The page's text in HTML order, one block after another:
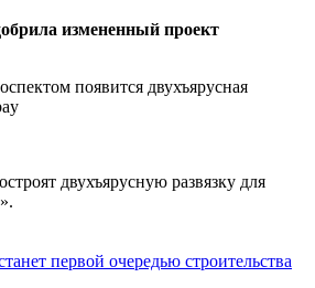
измененный проект
двухъярусную развязку для
первой очередью строительства